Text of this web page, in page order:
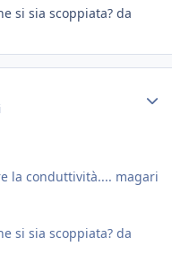
si sia scoppiata? da
la conduttività.... magari
si sia scoppiata? da